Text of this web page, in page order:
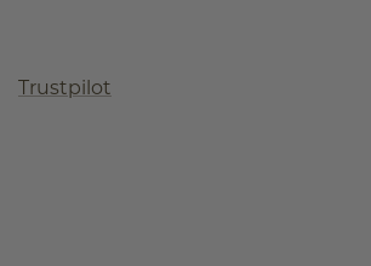
Trustpilot